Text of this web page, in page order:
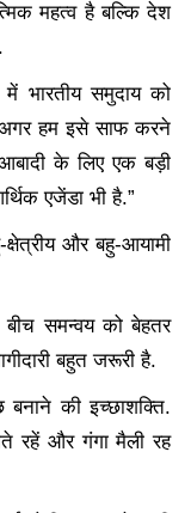
महत्व है बल्कि देश
में भारतीय समुदाय को
हम इसे साफ करने
के लिए एक बड़ी
एजेंडा भी है.”
और बहु-आयामी
बीच समन्वय को बेहतर
बहुत जरूरी है.
की इच्छाशक्ति.
रहें और गंगा मैली रह